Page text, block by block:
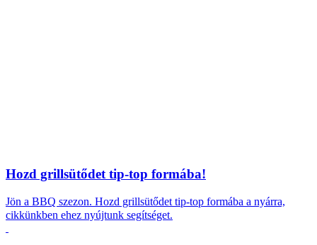
Hozd grillsütődet tip-top formába!
Jön a BBQ szezon. Hozd grillsütődet tip-top formába a nyárra,
cikkünkben ehez nyújtunk segítséget.